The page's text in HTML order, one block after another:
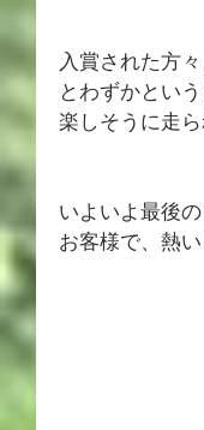
入賞された方
とわずかとい
楽しそうに走
いよいよ最後
お客様で、熱